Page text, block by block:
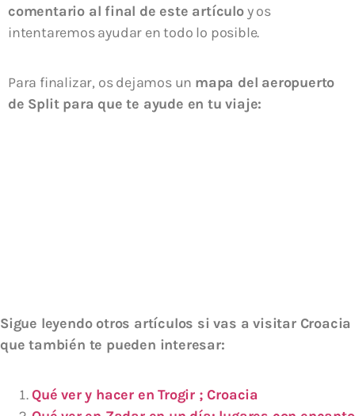
comentario al final de este artículoy os
intentaremos ayudar en todo lo posible.
Para finalizar, os dejamos un mapa del aeropuerto
de Split para que te ayude en tu viaje:
Sigue leyendo otros artículos si vas a visitar Croacia
que también te pueden interesar:
Qué ver y hacer en Trogir ; Croacia